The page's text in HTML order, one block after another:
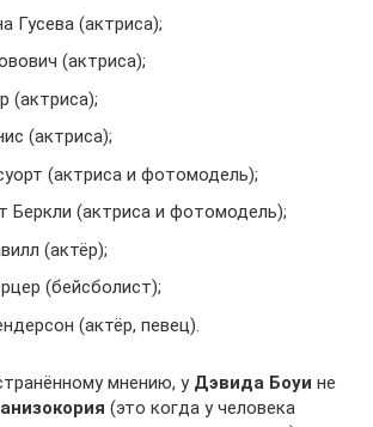
Гусева (актриса);
(актриса);
(актриса);
(актриса);
(актриса и фотомодель);
Беркли (актриса и фотомодель);
(актёр);
(бейсболист);
(актёр, певец).
мнению, у Дэвида Боуи не
анизокория (это когда у человека